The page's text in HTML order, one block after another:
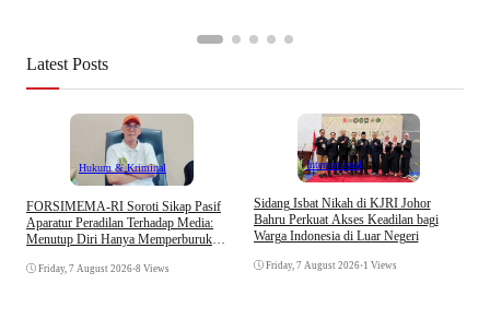
Latest Posts
Hukum & Kriminal
​FORSIMEMA-RI Soroti Sikap Pasif
Aparatur Peradilan Terhadap Media:
Menutup Diri Hanya Memperburuk
Friday, 7 August 2026•8 Views
Internasional
Sidang Isbat Nikah di KJRI Johor
Bahru Perkuat Akses Keadilan bagi
Warga Indonesia di Luar Negeri
Friday, 7 August 2026•1 Views